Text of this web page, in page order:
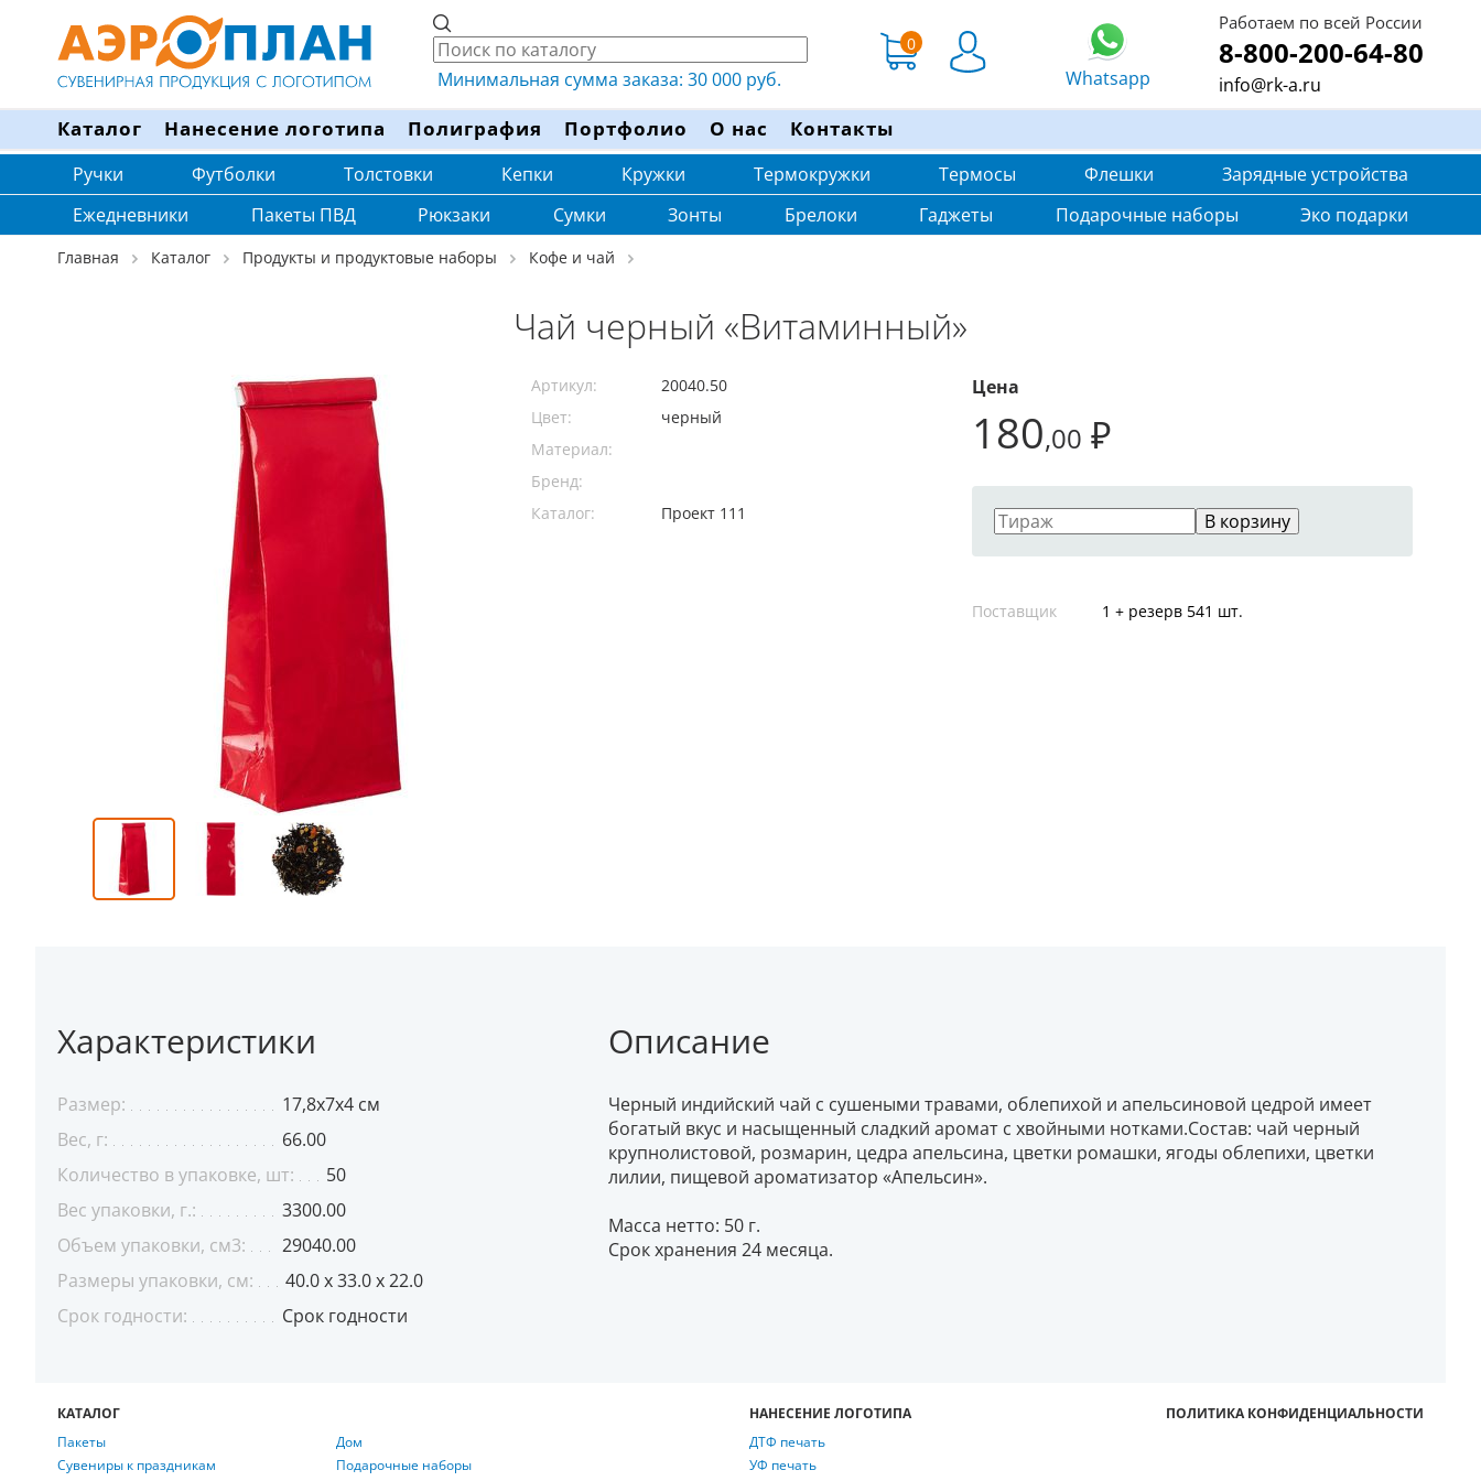
Минимальная сумма заказа: 30 000 руб.
0
Whatsapp
Работаем по всей России
8-800-200-64-80
info@rk-a.ru
Каталог Нанесение логотипа Полиграфия Портфолио О нас Контакты
Ручки Футболки Толстовки Кепки Кружки Термокружки Термосы Флешки
Зарядные устройства
Ежедневники
Пакеты ПВД Рюкзаки Сумки Зонты Брелоки Гаджеты Подарочные наборы Эко подарки
Главная Каталог Продукты и продуктовые наборы Кофе и чай
Чай черный «Витаминный»
Цена
180,00 ₽
В корзину
Поставщик 1 + резерв 541 шт.
Артикул:
20040.50
Цвет:
черный
Материал:
Бренд:
Каталог:
Проект 111
Описание
Черный индийский чай с сушеными травами, облепихой и апельсиновой цедрой имеет
богатый вкус и насыщенный сладкий аромат с хвойными нотками.Состав: чай черный
крупнолистовой, розмарин, цедра апельсина, цветки ромашки, ягоды облепихи, цветки
лилии, пищевой ароматизатор «Апельсин».
Масса нетто: 50 г.
Срок хранения 24 месяца.
Характеристики
Размер:
17,8x7x4 см
Вес, г:
66.00
Количество в упаковке, шт:
50
Вес упаковки, г.:
3300.00
Объем упаковки, см3:
29040.00
Размеры упаковки, см:
40.0 x 33.0 x 22.0
Срок годности:
Срок годности
КАТАЛОГ
Пакеты
Сувениры к праздникам
Дом
Подарочные наборы
НАНЕСЕНИЕ ЛОГОТИПА
ДТФ печать
УФ печать
ПОЛИТИКА КОНФИДЕНЦИАЛЬНОСТИ